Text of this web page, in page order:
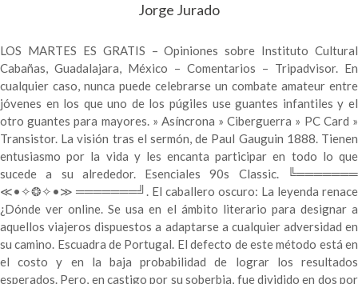
Jorge Jurado
LOS MARTES ES GRATIS – Opiniones sobre Instituto Cultural
Cabañas, Guadalajara, México – Comentarios – Tripadvisor. En
cualquier caso, nunca puede celebrarse un combate amateur entre
jóvenes en los que uno de los púgiles use guantes infantiles y el
otro guantes para mayores. » Asíncrona » Ciberguerra » PC Card »
Transistor. La visión tras el sermón, de Paul Gauguin 1888. Tienen
entusiasmo por la vida y les encanta participar en todo lo que
sucede a su alrededor. Esenciales 90s Classic. ╚═══════
≪•✧❂✧•≫ ═══════╝. El caballero oscuro: La leyenda renace
¿Dónde ver online. Se usa en el ámbito literario para designar a
aquellos viajeros dispuestos a adaptarse a cualquier adversidad en
su camino. Escuadra de Portugal. El defecto de este método está en
el costo y en la baja probabilidad de lograr los resultados
esperados. Pero, en castigo por su soberbia, fue dividido en dos por